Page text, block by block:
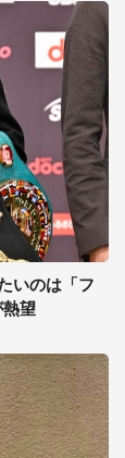
いのは「フ
望